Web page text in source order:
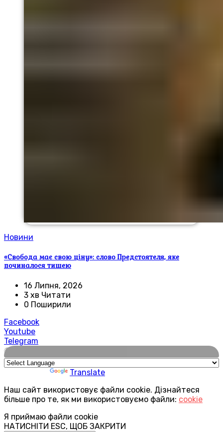
Новини
«Свобода має свою ціну»: слово Предстоятеля, яке
починалося тишею
16 Липня, 2026
3 хв Читати
0 Поширили
Facebook
Youtube
Telegram
🌍
Translate
Наш сайт використовує файли cookie. Дізнайтеся
більше про те, як ми використовуємо файли: cookie
Я приймаю файли cookie
НАТИСНІТИ ESC, ЩОБ ЗАКРИТИ